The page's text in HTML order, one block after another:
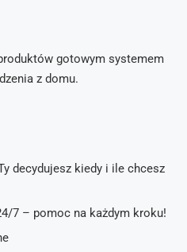
gotowym systemem
z domu.
decydujesz kiedy i ile chcesz
7 – pomoc na każdym kroku!